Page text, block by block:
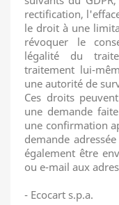
rectification,
le droit à une
révoquer le
légalité du
traitement lui-
une autorité de
Ces droits
une demande
une confirmation
demande
également être
ou e-mail aux
- Ecocart s.p.a.